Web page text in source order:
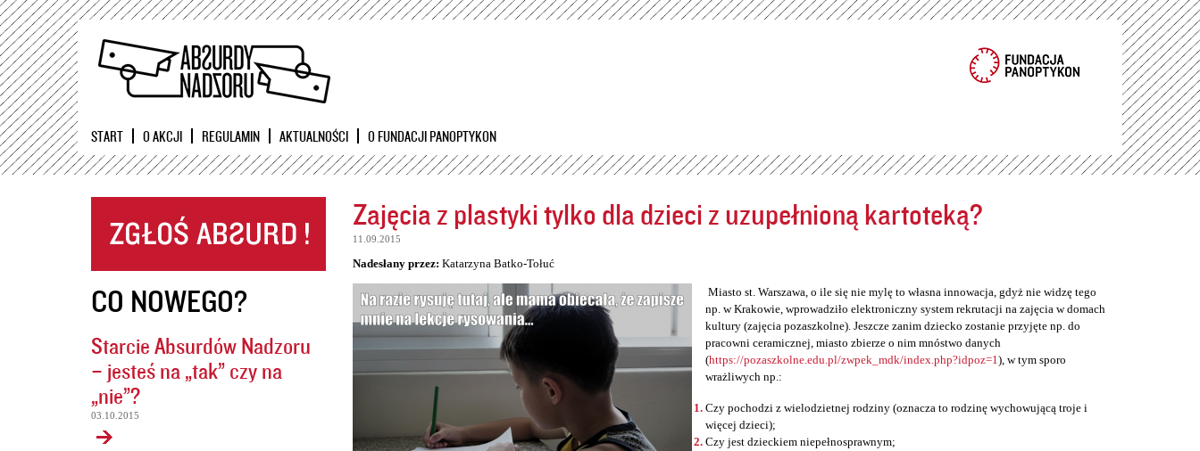
Przejdź
START O AKCJI REGULAMIN AKTUALNOŚCI O FUNDACJI PANOPTYKON
CO NOWEGO?
Starcie Absurdów Nadzoru
– jesteś na „tak” czy na
„nie”?
03.10.2015
Zajęcia z plastyki tylko dla dzieci z uzupełnioną kartoteką?
11.09.2015
Nadesłany przez: Katarzyna Batko-Tołuć
Miasto st. Warszawa, o ile się nie mylę to własna innowacja, gdyż nie widzę tego
np. w Krakowie, wprowadziło elektroniczny system rekrutacji na zajęcia w domach
kultury (zajęcia pozaszkolne). Jeszcze zanim dziecko zostanie przyjęte np. do
pracowni ceramicznej, miasto zbierze o nim mnóstwo danych
(https://pozaszkolne.edu.pl/zwpek_mdk/index.php?idpoz=1), w tym sporo
wrażliwych np.:
Czy pochodzi z wielodzietnej rodziny (oznacza to rodzinę wychowującą troje i
więcej dzieci);
Czy jest dzieckiem niepełnosprawnym;